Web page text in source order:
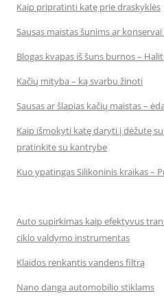
Kaip pripratinti katę prie draskyklės
Sausas maistas šunims ar
Blogas kvapas iš šuns burnos –
Kačių mityba – ką svarbu žinoti
Sausas ar šlapias kačių maistas –
Kaip išmokyti katę daryti į dėžutę
pratinkite su kantrybe
Kuo ypatingas Silikoninis kraikas –
Auto supirkimas kaip efektyvus
ciklo valdymo instrumentas
Klaidos renkantis vandens filtrą
Nano danga automobilio stiklams